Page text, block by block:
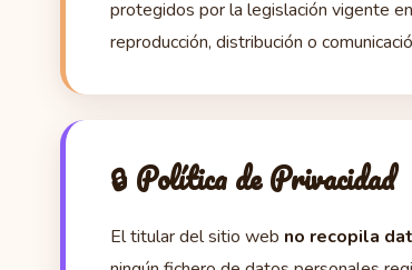
protegidos por la legislación vigente
reproducción, distribución o
🔒 Política de Privacidad
El titular del sitio web no recopila